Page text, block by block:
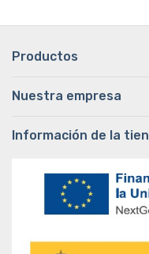
Productos
Nuestra empresa
Información de la